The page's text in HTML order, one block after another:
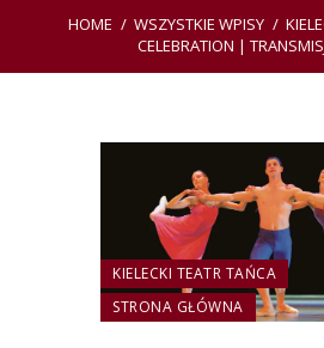
HOME WSZYSTKIE WPISY
CELEBRATION |
KIELECKI TEATR TAŃCA
STRONA GŁÓWNA